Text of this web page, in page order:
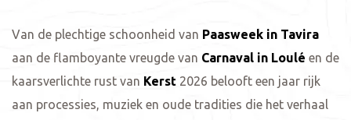
Van de plechtige schoonheid van Paasweek in Tavira
aan de flamboyante vreugde van Carnaval in Loulé en de
kaarsverlichte rust van Kerst 2026 belooft een jaar rijk
aan processies, muziek en oude tradities die het verhaal